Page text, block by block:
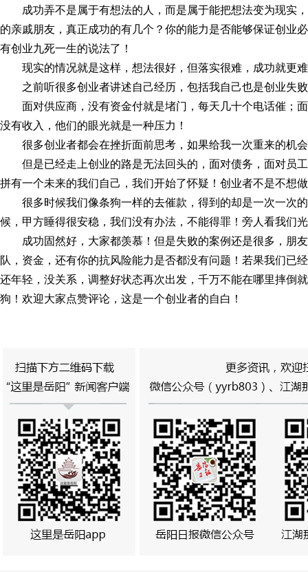
成功弄不是属于有想法的人，而是属于能把想法变为现实
的亲戚朋友，真正成功的有几个？你的能力是否能够保证创业
有创业九死一生的说法了！
现实的情况就是这样，想法很好，但落实很难，成功就更
之前听很多创业者讲述自己经历，包括我自己也是创业失
面对供应商，没有资金付就是堵门，每天几十个电话催；
没有收入，他们的眼光就是一种压力！
很多创业者都会在挫折面前思考，如果给我一次重来的机
但是已经走上创业的路是无法回头的，面对债务，面对员
拼有一个未来的我们自己，我们开始了怀疑！创业者不是不想
很多时候我们像条狗一样的去催款，得到的却是一次一次
候，甲方睡得很安稳，我们没有办法，不能得罪！旁人看我们
成功固然好，大家都羡慕！但是失败的案例还是很多，朋
队，资金，还有你的抗风险能力是否都没有问题！若果我们已
还年轻，没关系，调整好状态再次出发，千万不能在哪里摔倒
狗！欢迎大家点赞评论，这是一个创业者的自白！